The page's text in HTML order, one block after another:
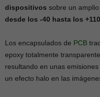
dispositivos sobre un
desde los -40 hasta los
Los encapsulados de PCB
epoxy totalmente
resultando en unas
un efecto halo en las